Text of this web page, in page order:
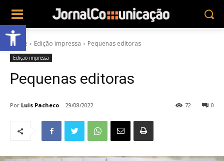
Abrir a barra de ferramentas
Home Edição impressa Pequenas editoras
Edição impressa
Pequenas editoras
Por Luis Pacheco 29/08/2022 0
72